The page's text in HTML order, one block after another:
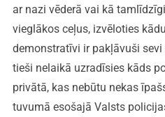
ar nazi vēderā vai kā
vieglākos ceļus, izvēloties
demonstratīvi ir pakļāvuši
tieši nelaikā uzradīsies kāds
privātā, kas nebūtu nekas
tuvumā esošajā Valsts